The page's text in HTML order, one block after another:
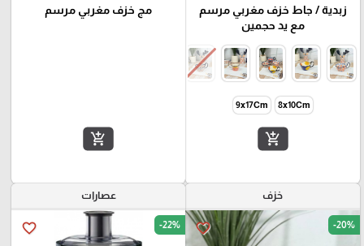
زبدية / جاط خزف مغربي مرسم
مع يد حجمين
8x10Cm
9x17Cm
add_shopping_cart
مج خزف مغربي مرسم
add_shopping_cart
خزف
favorite_border -20%
عصارات
favorite_border -22%